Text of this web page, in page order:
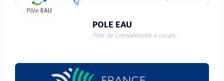
POLE EAU
Pôle de Compétitivité à vocation mondiale